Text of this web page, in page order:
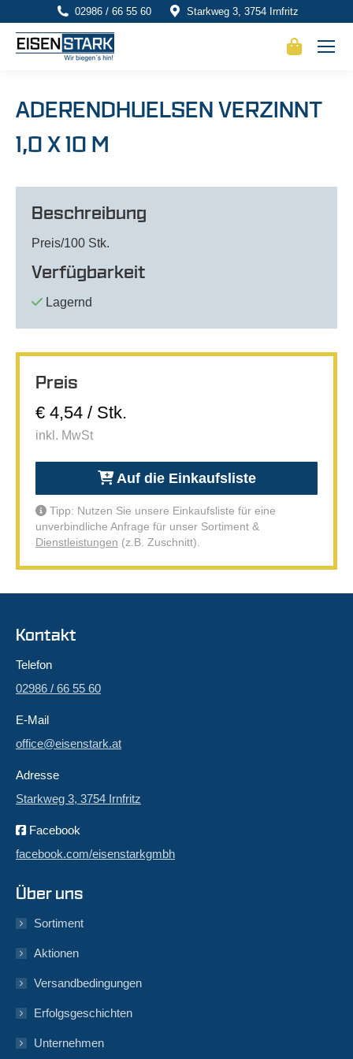
02986 / 66 55 60 Starkweg 3, 3754 Irnfritz
ADERENDHUELSEN VERZINNT
1,0 X 10 M
Beschreibung
Preis/100 Stk.
Verfügbarkeit
Lagernd
Preis
€ 4,54 / Stk.
inkl. MwSt
Auf die Einkaufsliste
Tipp: Nutzen Sie unsere Einkaufsliste für eine
unverbindliche Anfrage für unser Sortiment &
Dienstleistungen (z.B. Zuschnitt).
Kontakt
Telefon
02986 / 66 55 60
E-Mail
office@eisenstark.at
Adresse
Starkweg 3, 3754 Irnfritz
Facebook
facebook.com/eisenstarkgmbh
Über uns
Sortiment
Aktionen
Versandbedingungen
Erfolgsgeschichten
Unternehmen